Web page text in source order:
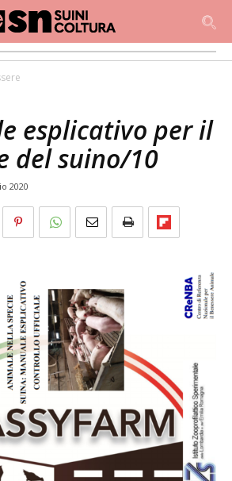
esplicativo per il
del suino/10
2020